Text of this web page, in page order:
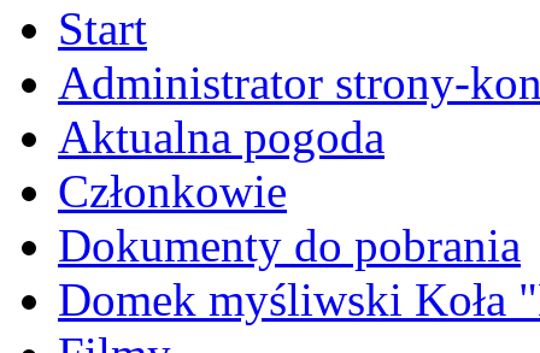
Start
Administrator strony-
Aktualna pogoda
Członkowie
Dokumenty do pobrania
Domek myśliwski Koła